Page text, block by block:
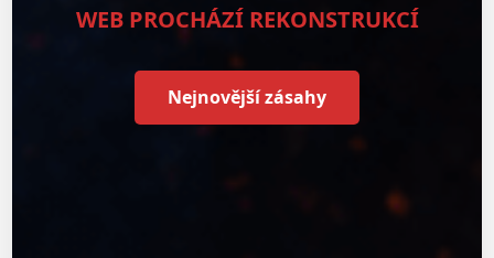
WEB PROCHÁZÍ REKONSTRUKCÍ
Nejnovější zásahy